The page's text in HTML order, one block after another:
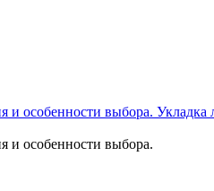
и особенности выбора.
и особенности выбора.